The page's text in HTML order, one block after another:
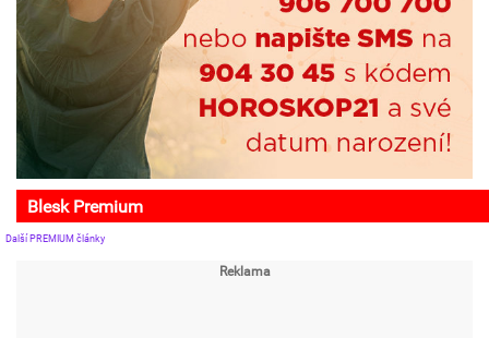
Blesk Premium
Další PREMIUM články